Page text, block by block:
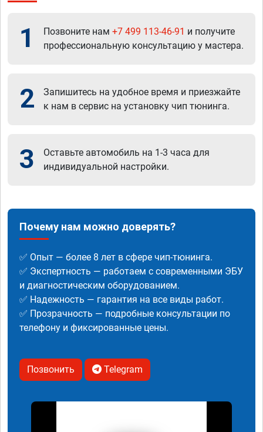
1 Позвоните нам +7 499 113-46-91 и получите
профессиональную консультацию у мастера.
2
Запишитесь на удобное время и приезжайте
к нам в сервис на установку чип тюнинга.
3
Оставьте автомобиль на 1-3 часа для
индивидуальной настройки.
Почему нам можно доверять?
✅ Опыт — более 8 лет в сфере чип-тюнинга.
✅ Экспертность — работаем с современными ЭБУ
и диагностическим оборудованием.
✅ Надежность — гарантия на все виды работ.
✅ Прозрачность — подробные консультации по
телефону и фиксированные цены.
Позвонить Telegram